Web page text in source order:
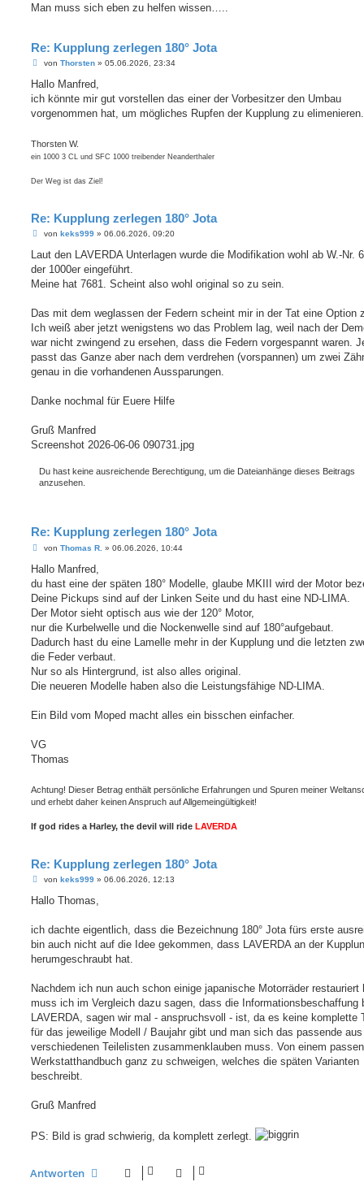
Man muss sich eben zu helfen wissen…..
Re: Kupplung zerlegen 180° Jota
B
i
r
a
von Thorsten» 05.06.2026, 23:34
Hallo Manfred,
ich könnte mir gut vorstellen das einer der Vorbesitzer den Umbau
vorgenommen hat, um mögliches Rupfen der Kupplung zu elimenieren.
Thorsten W.
ein 1000 3 CL und SFC 1000 treibender Neanderthaler
Der Weg ist das Ziel!
Re: Kupplung zerlegen 180° Jota
B
i
r
a
von keks999» 06.06.2026, 09:20
Laut den LAVERDA Unterlagen wurde die Modifikation wohl ab W.-Nr.
der 1000er eingeführt.
Meine hat 7681. Scheint also wohl original so zu sein.
Das mit dem weglassen der Federn scheint mir in der Tat eine Option
Ich weiß aber jetzt wenigstens wo das Problem lag, weil nach der
war nicht zwingend zu ersehen, dass die Federn vorgespannt waren.
passt das Ganze aber nach dem verdrehen (vorspannen) um zwei
genau in die vorhandenen Aussparungen.
Danke nochmal für Euere Hilfe
Gruß Manfred
Screenshot 2026-06-06 090731.jpg
Du hast keine ausreichende Berechtigung, um die Dateianhänge dieses Beitrags
anzusehen.
Re: Kupplung zerlegen 180° Jota
B
i
r
a
von Thomas R. » 06.06.2026, 10:44
Hallo Manfred,
du hast eine der späten 180° Modelle, glaube MKIII wird der Motor
Deine Pickups sind auf der Linken Seite und du hast eine ND-LIMA.
Der Motor sieht optisch aus wie der 120° Motor,
nur die Kurbelwelle und die Nockenwelle sind auf 180°aufgebaut.
Dadurch hast du eine Lamelle mehr in der Kupplung und die letzten
die Feder verbaut.
Nur so als Hintergrund, ist also alles original.
Die neueren Modelle haben also die Leistungsfähige ND-LIMA.
Ein Bild vom Moped macht alles ein bisschen einfacher.
VG
Thomas
Achtung! Dieser Betrag enthält persönliche Erfahrungen und Spuren meiner
und erhebt daher keinen Anspruch auf Allgemeingültigkeit!
If god rides a Harley, the devil will ride LAVERDA
Re: Kupplung zerlegen 180° Jota
B
i
a
von keks999» 06.06.2026, 12:13
Hallo Thomas,
ich dachte eigentlich, dass die Bezeichnung 180° Jota fürs erste
bin auch nicht auf die Idee gekommen, dass LAVERDA an der
herumgeschraubt hat.
Nachdem ich nun auch schon einige japanische Motorräder restauriert
muss ich im Vergleich dazu sagen, dass die Informationsbeschaffung
LAVERDA, sagen wir mal - anspruchsvoll - ist, da es keine komplette
für das jeweilige Modell / Baujahr gibt und man sich das passende aus
verschiedenen Teilelisten zusammenklauben muss. Von einem
Werkstatthandbuch ganz zu schweigen, welches die späten Varianten
beschreibt.
Gruß Manfred
PS: Bild is grad schwierig, da komplett zerlegt.
Antworten